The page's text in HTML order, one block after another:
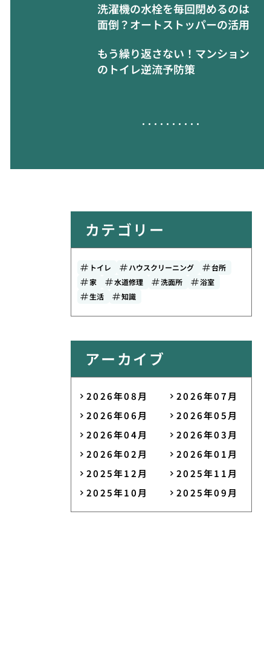
洗濯機の水栓を毎回閉めるのは
面倒？オートストッパーの活用
もう繰り返さない！マンション
のトイレ逆流予防策
カテゴリー
トイレ ハウスクリーニング
台所
家
水道修理 洗面所
浴室
生活
知識
アーカイブ
2026年08月
2026年07月
2026年06月
2026年05月
2026年04月
2026年03月
2026年02月
2026年01月
2025年12月
2025年11月
2025年10月
2025年09月